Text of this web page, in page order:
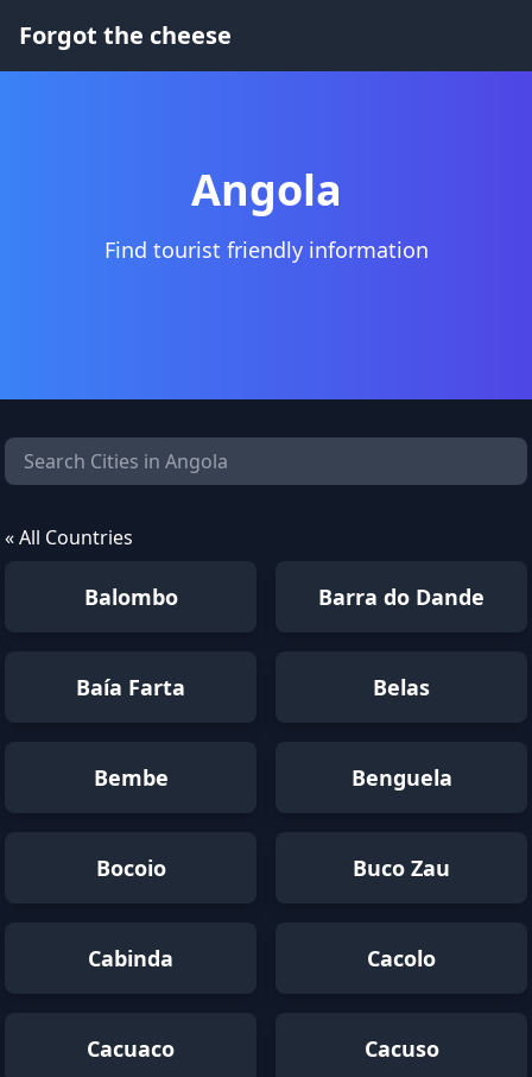
Forgot the cheese
Angola
Find tourist friendly information
« All Countries
Balombo Barra do Dande
Baía Farta Belas
Bembe Benguela
Bocoio Buco Zau
Cabinda Cacolo
Cacuaco Cacuso